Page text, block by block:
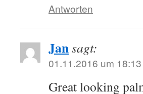
Antworten
Jansagt:
01.11.2016 um 18:13
Great looking